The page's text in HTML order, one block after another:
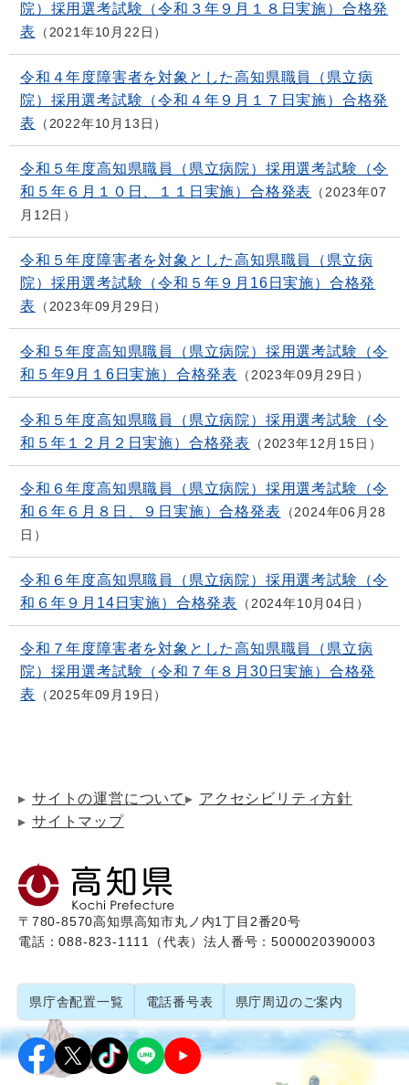
院）採用選考試験（令和３年９月１８日実施）合格発
表
2021年10月22日
令和４年度障害者を対象とした高知県職員（県立病
院）採用選考試験（令和４年９月１７日実施）合格発
表
2022年10月13日
令和５年度高知県職員（県立病院）採用選考試験（令
和５年６月１０日、１１日実施）合格発表
2023年07
月12日
令和５年度障害者を対象とした高知県職員（県立病
院）採用選考試験（令和５年９月16日実施）合格発
表
2023年09月29日
令和５年度高知県職員（県立病院）採用選考試験（令
和５年9月１6日実施）合格発表
2023年09月29日
令和５年度高知県職員（県立病院）採用選考試験（令
和５年１２月２日実施）合格発表
2023年12月15日
令和６年度高知県職員（県立病院）採用選考試験（令
和６年６月８日、９日実施）合格発表
2024年06月28
日
令和６年度高知県職員（県立病院）採用選考試験（令
和６年９月14日実施）合格発表
2024年10月04日
令和７年度障害者を対象とした高知県職員（県立病
院）採用選考試験（令和７年８月30日実施）合格発
表
2025年09月19日
サイトの運営について
アクセシビリティ方針
サイトマップ
〒780-8570高知県高知市丸ノ内1丁目2番20号
電話：088-823-1111（代表）法人番号：5000020390003
県庁舎配置一覧 電話番号表 県庁周辺のご案内